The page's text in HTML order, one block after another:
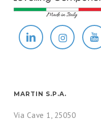
MARTIN S.P.A.
Via Cave 1, 25050